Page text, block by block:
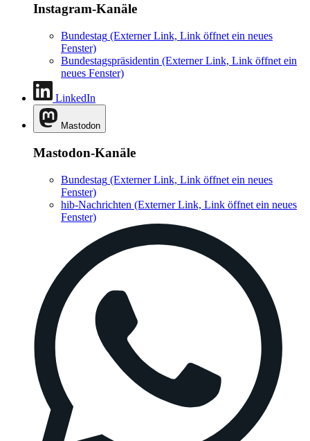
Instagram-Kanäle
Bundestag (Externer Link, Link öffnet ein neues
Fenster)
Bundestagspräsidentin (Externer Link, Link öffnet ein
neues Fenster)
LinkedIn
Mastodon
Mastodon-Kanäle
Bundestag (Externer Link, Link öffnet ein neues
Fenster)
hib-Nachrichten (Externer Link, Link öffnet ein neues
Fenster)